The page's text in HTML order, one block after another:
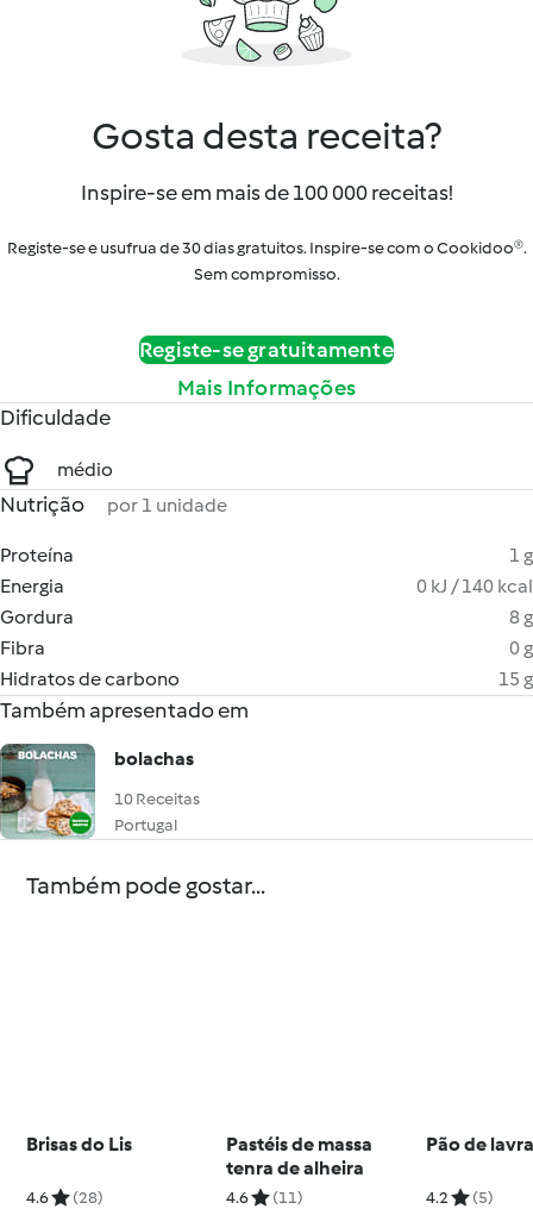
Gosta desta receita?
Inspire-se em mais de 100 000 receitas!
Registe-se e usufrua de 30 dias gratuitos. Inspire-se com o Cookidoo®.
Sem compromisso.
Registe-se gratuitamente
Mais Informações
Dificuldade
médio
Nutrição por 1 unidade
Proteína
1 g
Energia
0 kJ / 140 kcal
Gordura
8 g
Fibra
0 g
Hidratos de carbono
15 g
Também apresentado em
bolachas
10 Receitas
Portugal
Também pode gostar...
Brisas do Lis
4.6 (28)
Pastéis de massa
tenra de alheira
4.6 (11)
Pão de
4.2 (5)